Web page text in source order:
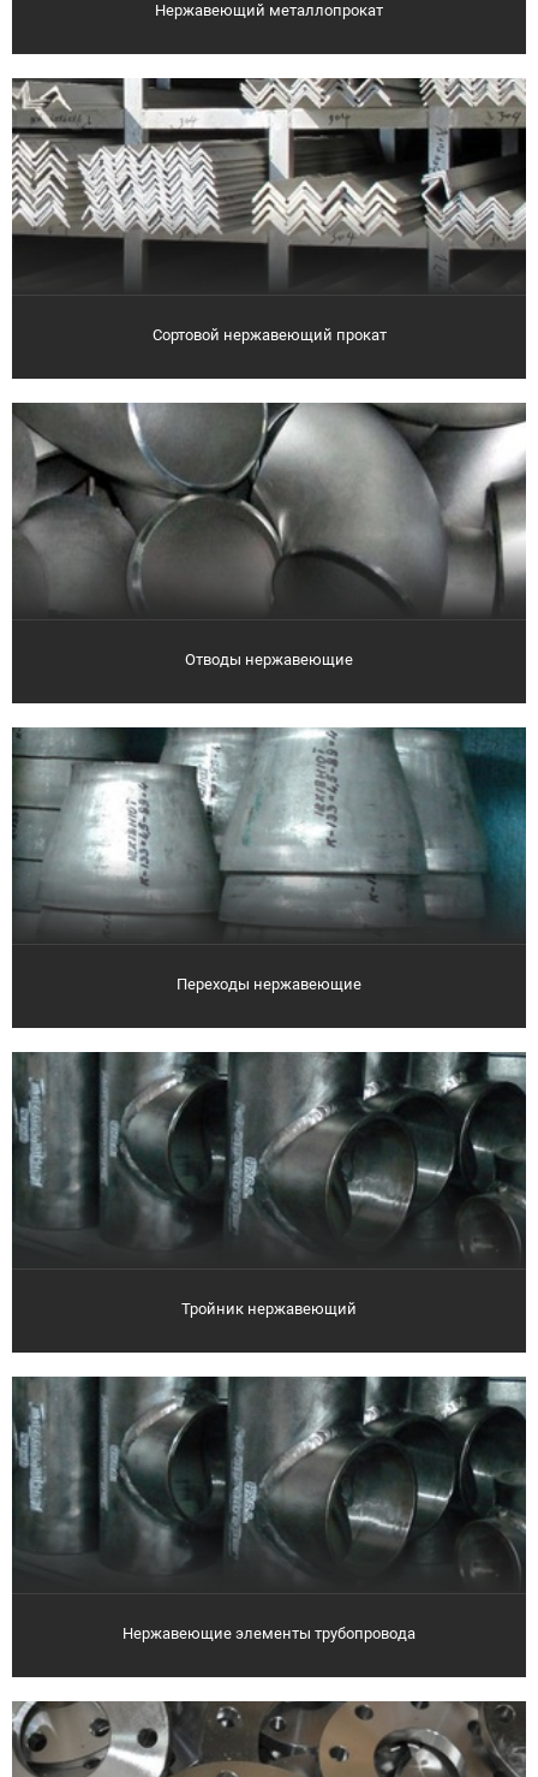
Нержавеющий металлопрокат
Сортовой нержавеющий прокат
Отводы нержавеющие
Переходы нержавеющие
Тройник нержавеющий
Нержавеющие элементы трубопровода